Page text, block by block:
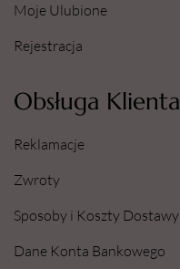
Moje Ulubione
Rejestracja
Obsługa Klienta
Reklamacje
Zwroty
Sposoby i Koszty Dostawy
Dane Konta Bankowego